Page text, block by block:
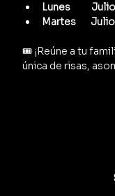
Lunes
Martes       Julio
🎟️ ¡Reúne a tu
única de risas,